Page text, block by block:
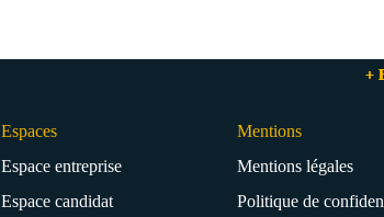
+
+
+
Espaces
Espace entreprise
Espace candidat
Mentions
Mentions légales
Politique de